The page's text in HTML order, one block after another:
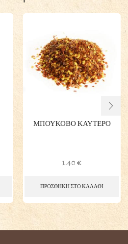
ΜΠΟΥΚΟΒΟ ΚΑΥΤΕΡΟ
1.40€
ΠΡΟΣΘΗΚΗ ΣΤΟ ΚΑΛΑΘΙ